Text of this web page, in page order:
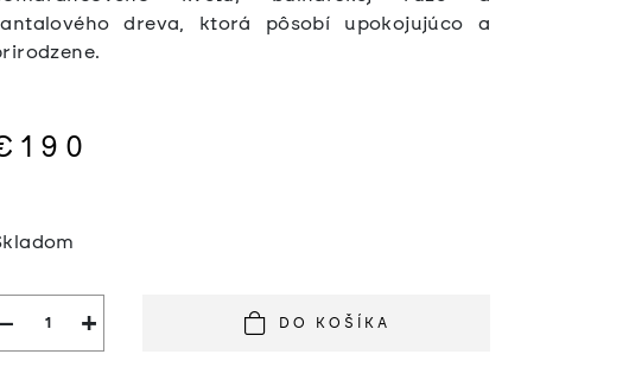
dreva, ktorá pôsobí upokojujúco a
+
− DO KOŠÍKA